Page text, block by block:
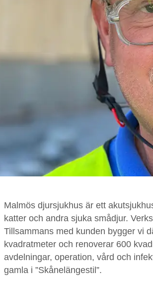
Malmös djursjukhus är ett
katter och andra sjuka smådjur.
Tillsammans med kunden bygger vi
kvadratmeter och renoverar 600
avdelningar, operation, vård och
gamla i ”Skånelängestil”.